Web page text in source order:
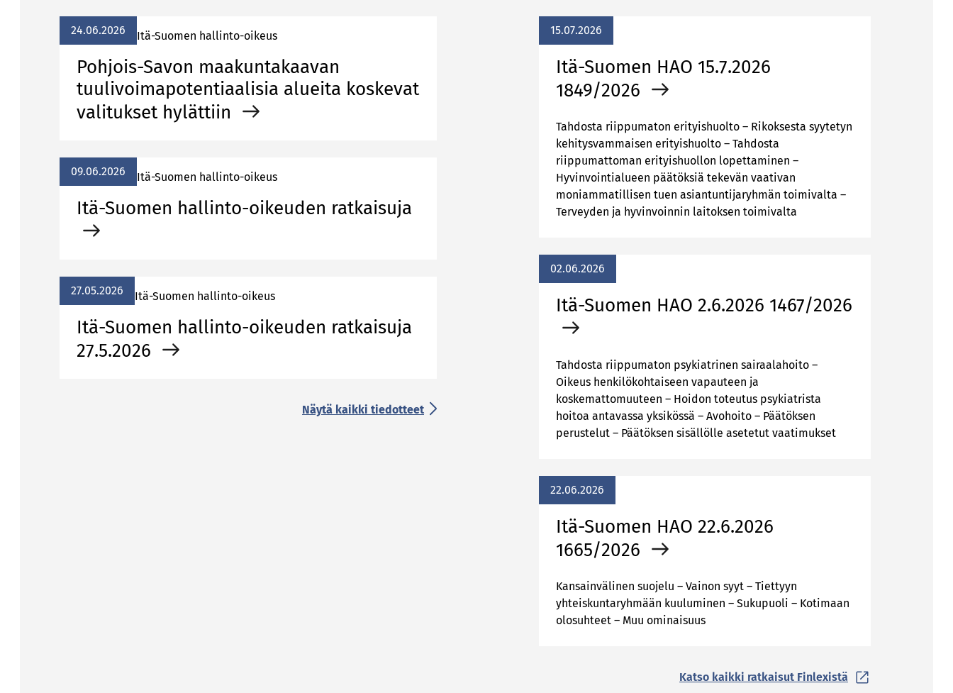
24.06.2026 Itä-Suomen hallinto-oikeus
Pohjois-Savon maakuntakaavan
tuulivoimapotentiaalisia alueita koskevat
valitukset hylättiin
09.06.2026 Itä-Suomen hallinto-oikeus
Itä-Suomen hallinto-oikeuden ratkaisuja
27.05.2026 Itä-Suomen hallinto-oikeus
Itä-Suomen hallinto-oikeuden ratkaisuja
27.5.2026
Näytä kaikki tiedotteet
15.07.2026
Itä-Suomen HAO 15.7.2026
1849/2026
Tahdosta riippumaton erityishuolto – Rikoksesta syytetyn
kehitysvammaisen erityishuolto – Tahdosta
riippumattoman erityishuollon lopettaminen –
Hyvinvointialueen päätöksiä tekevän vaativan
moniammatillisen tuen asiantuntijaryhmän toimivalta –
Terveyden ja hyvinvoinnin laitoksen toimivalta
02.06.2026
Itä-Suomen HAO 2.6.2026 1467/2026
Tahdosta riippumaton psykiatrinen sairaalahoito –
Oikeus henkilökohtaiseen vapauteen ja
koskemattomuuteen – Hoidon toteutus psykiatrista
hoitoa antavassa yksikössä – Avohoito – Päätöksen
perustelut – Päätöksen sisällölle asetetut vaatimukset
22.06.2026
Itä-Suomen HAO 22.6.2026
1665/2026
Kansainvälinen suojelu – Vainon syyt – Tiettyyn
yhteiskuntaryhmään kuuluminen – Sukupuoli – Kotimaan
olosuhteet – Muu ominaisuus
Katso kaikki ratkaisut Finlexistä